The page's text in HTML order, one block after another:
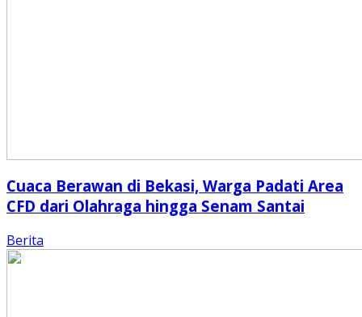
Cuaca Berawan di Bekasi, Warga Padati Area
CFD dari Olahraga hingga Senam Santai
Berita